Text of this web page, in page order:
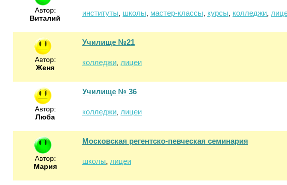
Автор:
Виталий
институты школы мастер-классы курсы колледжи
Автор:
Женя
Училище №21
колледжи лицеи
Автор:
Люба
Училище № 36
колледжи лицеи
Автор:
Mария
Московская регентско-певческая семинария
школы лицеи